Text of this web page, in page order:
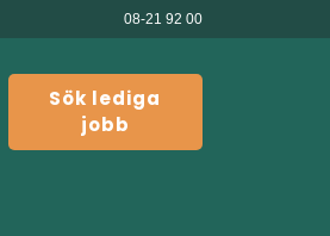
08-21 92 00
Sök lediga
jobb